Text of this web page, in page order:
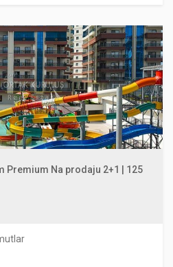
Premium Na prodaju 2+1 | 125